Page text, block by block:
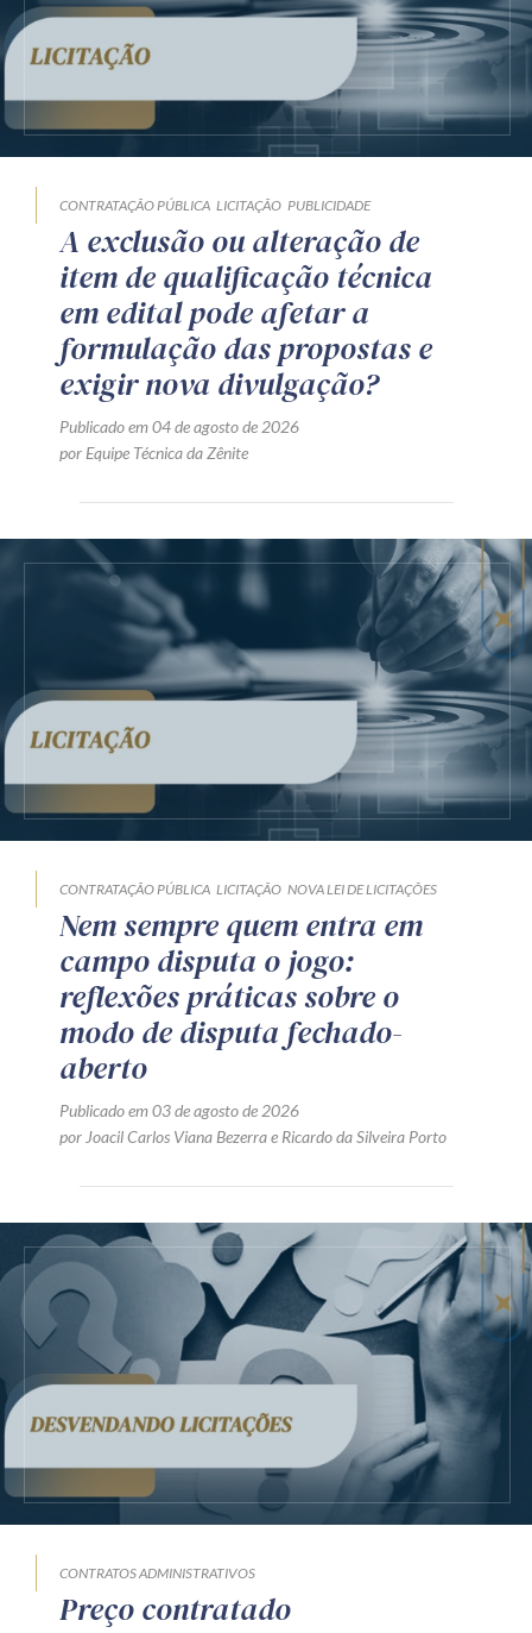
CONTRATAÇÃO PÚBLICA LICITAÇÃO PUBLICIDADE
A exclusão ou alteração de
item de qualificação técnica
em edital pode afetar a
formulação das propostas e
exigir nova divulgação?
Publicado em 04 de agosto de 2026
por Equipe Técnica da Zênite
CONTRATAÇÃO PÚBLICA LICITAÇÃO NOVA LEI DE LICITAÇÕES
Nem sempre quem entra em
campo disputa o jogo:
reflexões práticas sobre o
modo de disputa fechado-
aberto
Publicado em 03 de agosto de 2026
por Joacil Carlos Viana Bezerrae Ricardo da Silveira Porto
CONTRATOS ADMINISTRATIVOS
Preço contratado